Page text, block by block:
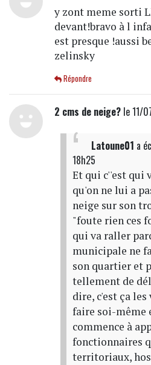
y zont meme sorti
devant!bravo à l
est presque !aussi
zelinsky
Répondre
2 cms de neige?le 11/
Latoune01 a
18h25
Et qui c''est qui
qu'on ne lui a
neige sur son
"foute rien ces
qui va raller
municipale ne
son quartier et
tellement de
dire, c'est ça
faire soi-même
commence à
fonctionnaires
territoriaux,